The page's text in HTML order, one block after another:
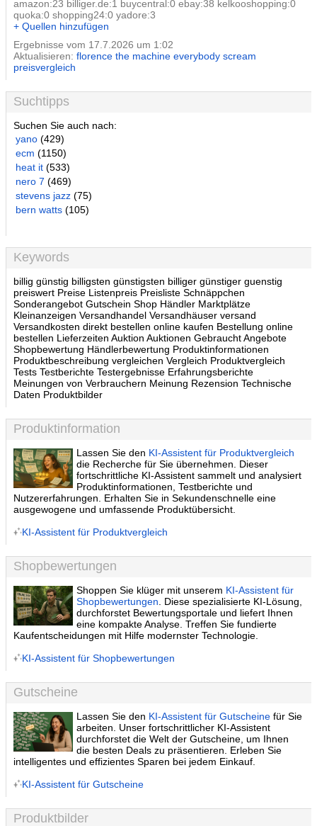
amazon:23 billiger.de:1 buycentral:0 ebay:38 kelkooshopping:0
quoka:0 shopping24:0 yadore:3
+ Quellen hinzufügen
Ergebnisse vom 17.7.2026 um 1:02
Aktualisieren: florence the machine everybody scream
preisvergleich
Suchtipps
Suchen Sie auch nach:
yano (429)
ecm (1150)
heat it (533)
nero 7 (469)
stevens jazz (75)
bern watts (105)
Keywords
billig günstig billigsten günstigsten billiger günstiger guenstig
preiswert Preise Listenpreis Preisliste Schnäppchen
Sonderangebot Gutschein Shop Händler Marktplätze
Kleinanzeigen Versandhandel Versandhäuser versand
Versandkosten direkt bestellen online kaufen Bestellung online
bestellen Lieferzeiten Auktion Auktionen Gebraucht Angebote
Shopbewertung Händlerbewertung Produktinformationen
Produktbeschreibung vergleichen Vergleich Produktvergleich
Tests Testberichte Testergebnisse Erfahrungsberichte
Meinungen von Verbrauchern Meinung Rezension Technische
Daten Produktbilder
Produktinformation
Lassen Sie den KI-Assistent für Produktvergleich
die Recherche für Sie übernehmen. Dieser
fortschrittliche KI-Assistent sammelt und analysiert
Produktinformationen, Testberichte und
Nutzererfahrungen. Erhalten Sie in Sekundenschnelle eine
ausgewogene und umfassende Produktübersicht.
KI-Assistent für Produktvergleich
Shopbewertungen
Shoppen Sie klüger mit unserem KI-Assistent für
Shopbewertungen . Diese spezialisierte KI-Lösung,
durchforstet Bewertungsportale und liefert Ihnen
eine kompakte Analyse. Treffen Sie fundierte
Kaufentscheidungen mit Hilfe modernster Technologie.
KI-Assistent für Shopbewertungen
Gutscheine
Lassen Sie den KI-Assistent für Gutscheine für Sie
arbeiten. Unser fortschrittlicher KI-Assistent
durchforstet die Welt der Gutscheine, um Ihnen
die besten Deals zu präsentieren. Erleben Sie
intelligentes und effizientes Sparen bei jedem Einkauf.
KI-Assistent für Gutscheine
Produktbilder